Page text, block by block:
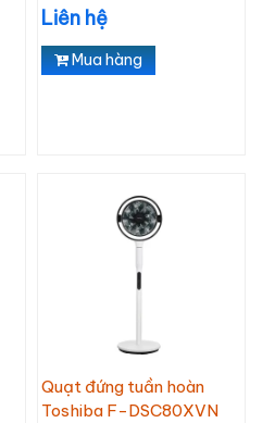
Liên hệ
Mua hàng
Quạt đứng tuần hoàn
Toshiba F-DSC80XVN